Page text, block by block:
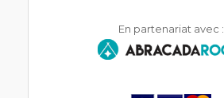
En partenariat avec :